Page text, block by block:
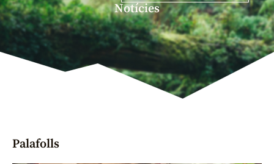
Notícies
Palafolls